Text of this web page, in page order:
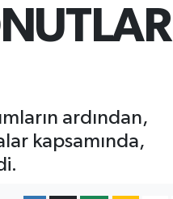
ardından,
kapsamında,